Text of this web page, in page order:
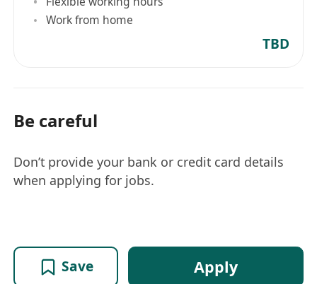
Work from home
TBD
Be careful
Don’t provide your bank or credit card details
when applying for jobs.
Save Apply